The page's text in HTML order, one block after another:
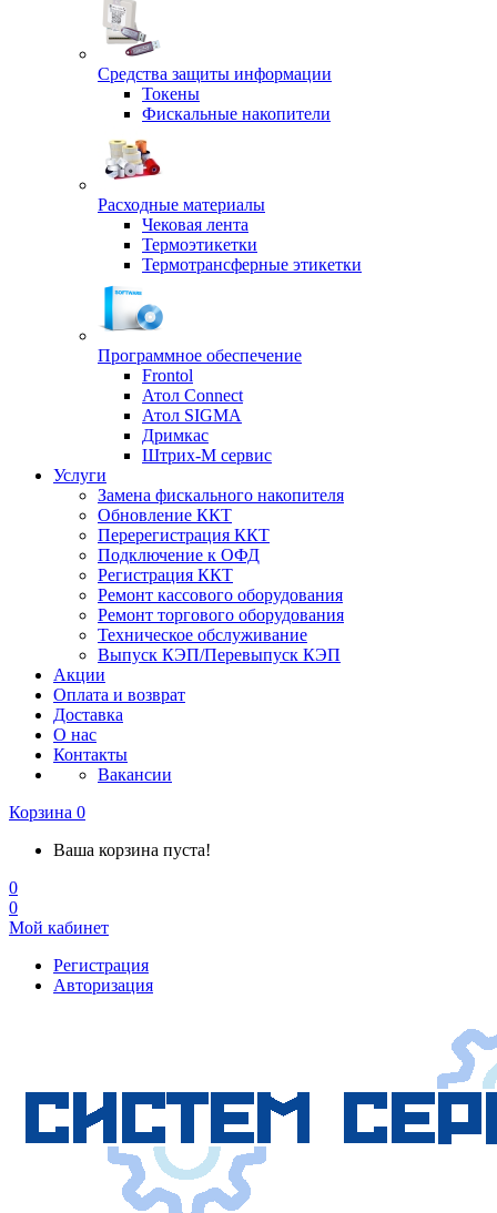
Средства защиты информации
Токены
Фискальные накопители
Расходные материалы
Чековая лента
Термоэтикетки
Термотрансферные этикетки
Программное обеспечение
Frontol
Атол Connect
Атол SIGMA
Дримкас
Штрих-М сервис
Услуги
Замена фискального накопителя
Обновление ККТ
Перерегистрация ККТ
Подключение к ОФД
Регистрация ККТ
Ремонт кассового оборудования
Ремонт торгового оборудования
Техническое обслуживание
Выпуск КЭП/Перевыпуск КЭП
Акции
Оплата и возврат
Доставка
О нас
Контакты
Вакансии
Корзина 0
Ваша корзина пуста!
0
0
Мой кабинет
Регистрация
Авторизация